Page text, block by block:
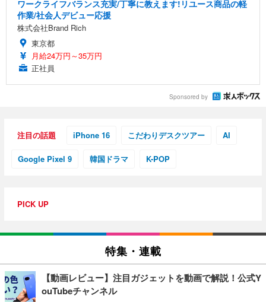
ワークライフバランス充実/丁寧に教えます!リユース商品の軽
作業/社会人デビュー応援
株式会社Brand Rich
東京都
月給24万円～35万円
正社員
Sponsored by
注目の話題 iPhone 16 こだわりデスクツアー AI
Google Pixel 9 韓国ドラマ K-POP
PICK UP
特集・連載
【動画レビュー】注目ガジェットを動画で解説！公式Y
ouTubeチャンネル